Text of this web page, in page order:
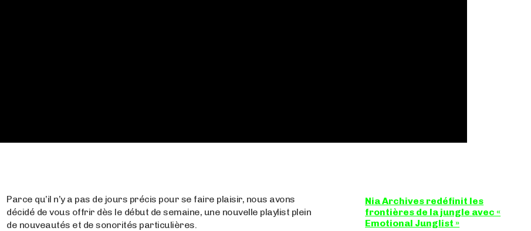
Parce qu’il n’y a pas de jours précis pour se faire plaisir, nous avons
décidé de vous offrir dès le début de semaine, une nouvelle playlist plein
de nouveautés et de sonorités particulières.
Nia Archives redéfinit les
frontières de la jungle avec «
Emotional Junglist »